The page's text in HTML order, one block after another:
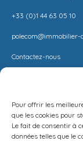
Pour offrir les
que les cookies pour
Le fait de consentir à
données telles que le
+33 (0)1 44 63 05 10
polecom@immobilier-
Contactez-nous
ESTIMER MON LOYER